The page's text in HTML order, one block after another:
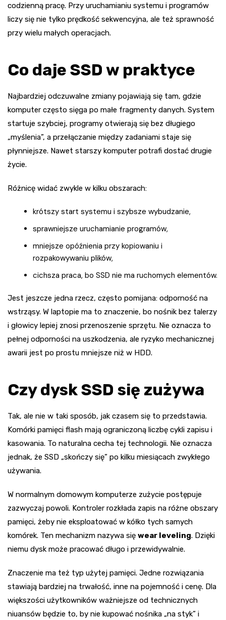
codzienną pracę. Przy uruchamianiu systemu i programów
liczy się nie tylko prędkość sekwencyjna, ale też sprawność
przy wielu małych operacjach.
Co daje SSD w praktyce
Najbardziej odczuwalne zmiany pojawiają się tam, gdzie
komputer często sięga po małe fragmenty danych. System
startuje szybciej, programy otwierają się bez długiego
„myślenia”, a przełączanie między zadaniami staje się
płynniejsze. Nawet starszy komputer potrafi dostać drugie
życie.
Różnicę widać zwykle w kilku obszarach:
krótszy start systemu i szybsze wybudzanie,
sprawniejsze uruchamianie programów,
mniejsze opóźnienia przy kopiowaniu i
rozpakowywaniu plików,
cichsza praca, bo SSD nie ma ruchomych elementów.
Jest jeszcze jedna rzecz, często pomijana: odporność na
wstrząsy. W laptopie ma to znaczenie, bo nośnik bez talerzy
i głowicy lepiej znosi przenoszenie sprzętu. Nie oznacza to
pełnej odporności na uszkodzenia, ale ryzyko mechanicznej
awarii jest po prostu mniejsze niż w HDD.
Czy dysk SSD się zużywa
Tak, ale nie w taki sposób, jak czasem się to przedstawia.
Komórki pamięci flash mają ograniczoną liczbę cykli zapisu i
kasowania. To naturalna cecha tej technologii. Nie oznacza
jednak, że SSD „skończy się” po kilku miesiącach zwykłego
używania.
W normalnym domowym komputerze zużycie postępuje
zazwyczaj powoli. Kontroler rozkłada zapis na różne obszary
pamięci, żeby nie eksploatować w kółko tych samych
komórek. Ten mechanizm nazywa się wear leveling. Dzięki
niemu dysk może pracować długo i przewidywalnie.
Znaczenie ma też typ użytej pamięci. Jedne rozwiązania
stawiają bardziej na trwałość, inne na pojemność i cenę. Dla
większości użytkowników ważniejsze od technicznych
niuansów będzie to, by nie kupować nośnika „na styk” i